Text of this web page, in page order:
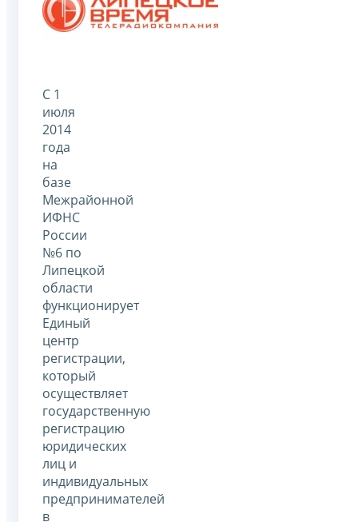
С 1
июля
2014
года
на
базе
Межрайонной
ИФНС
России
№6 по
Липецкой
области
функционирует
Единый
центр
регистрации,
который
осуществляет
государственную
регистрацию
юридических
лиц и
индивидуальных
предпринимателей
в